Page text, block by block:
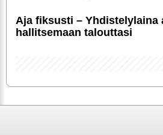
Aja fiksusti – Yhdis­te­ly­laina
hallitsemaan talouttasi